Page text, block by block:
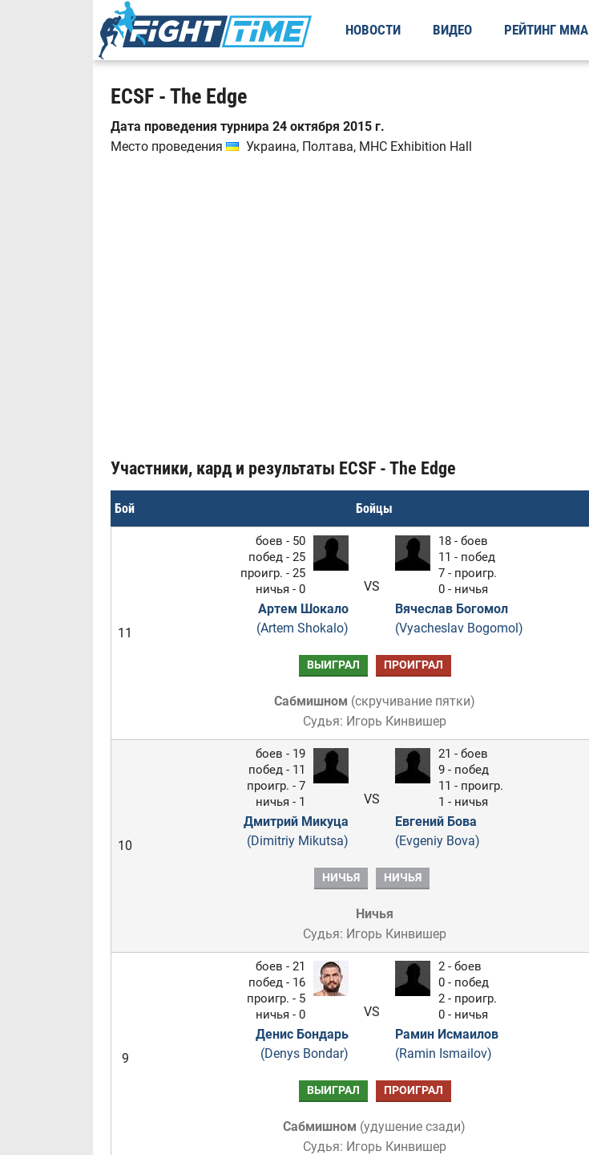
НОВОСТИ ВИДЕО РЕЙТИНГ ММА
ECSF - The Edge
Дата проведения турнира 24 октября 2015 г.
Место проведения
Украина, Полтава, MHC Exhibition Hall
Участники, кард и результаты ECSF - The Edge
Бой Бойцы
11
боев - 50
побед - 25
проигр. - 25
ничья - 0
Артем Шокало
(Artem Shokalo)
VS
18 - боев
11 - побед
7 - проигр.
0 - ничья
Вячеслав Богомол
(Vyacheslav Bogomol)
ВЫИГРАЛ ПРОИГРАЛ
Сабмишном (скручивание пятки)
Судья: Игорь Кинвишер
10
боев - 19
побед - 11
проигр. - 7
ничья - 1
Дмитрий Микуца
(Dimitriy Mikutsa)
VS
21 - боев
9 - побед
11 - проигр.
1 - ничья
Евгений Бова
(Evgeniy Bova)
НИЧЬЯ НИЧЬЯ
Ничья
Судья: Игорь Кинвишер
9
боев - 21
побед - 16
проигр. - 5
ничья - 0
Денис Бондарь
(Denys Bondar)
VS
2 - боев
0 - побед
2 - проигр.
0 - ничья
Рамин Исмаилов
(Ramin Ismailov)
ВЫИГРАЛ ПРОИГРАЛ
Сабмишном (удушение сзади)
Судья: Игорь Кинвишер